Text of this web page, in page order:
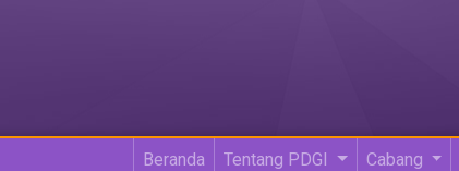
Beranda Tentang PDGI Cabang